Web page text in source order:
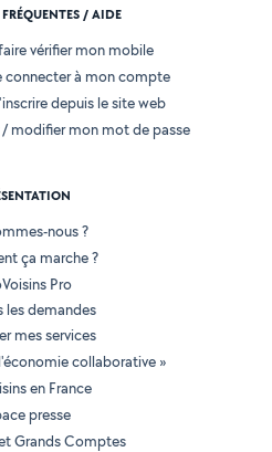
/ AIDE
vérifier mon mobile
connecter à mon compte
depuis le site web
modifier mon mot de passe
nous ?
ça marche ?
Pro
les demandes
mes services
collaborative »
en France
presse
Grands Comptes